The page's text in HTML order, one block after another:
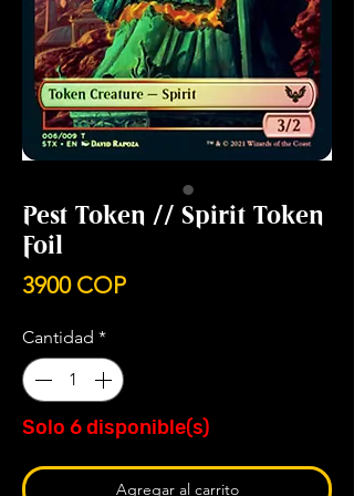
Pest Token // Spirit Token
Foil
3900 COPPrecio
Cantidad *
Solo 6 disponible(s)
Agregar al carrito